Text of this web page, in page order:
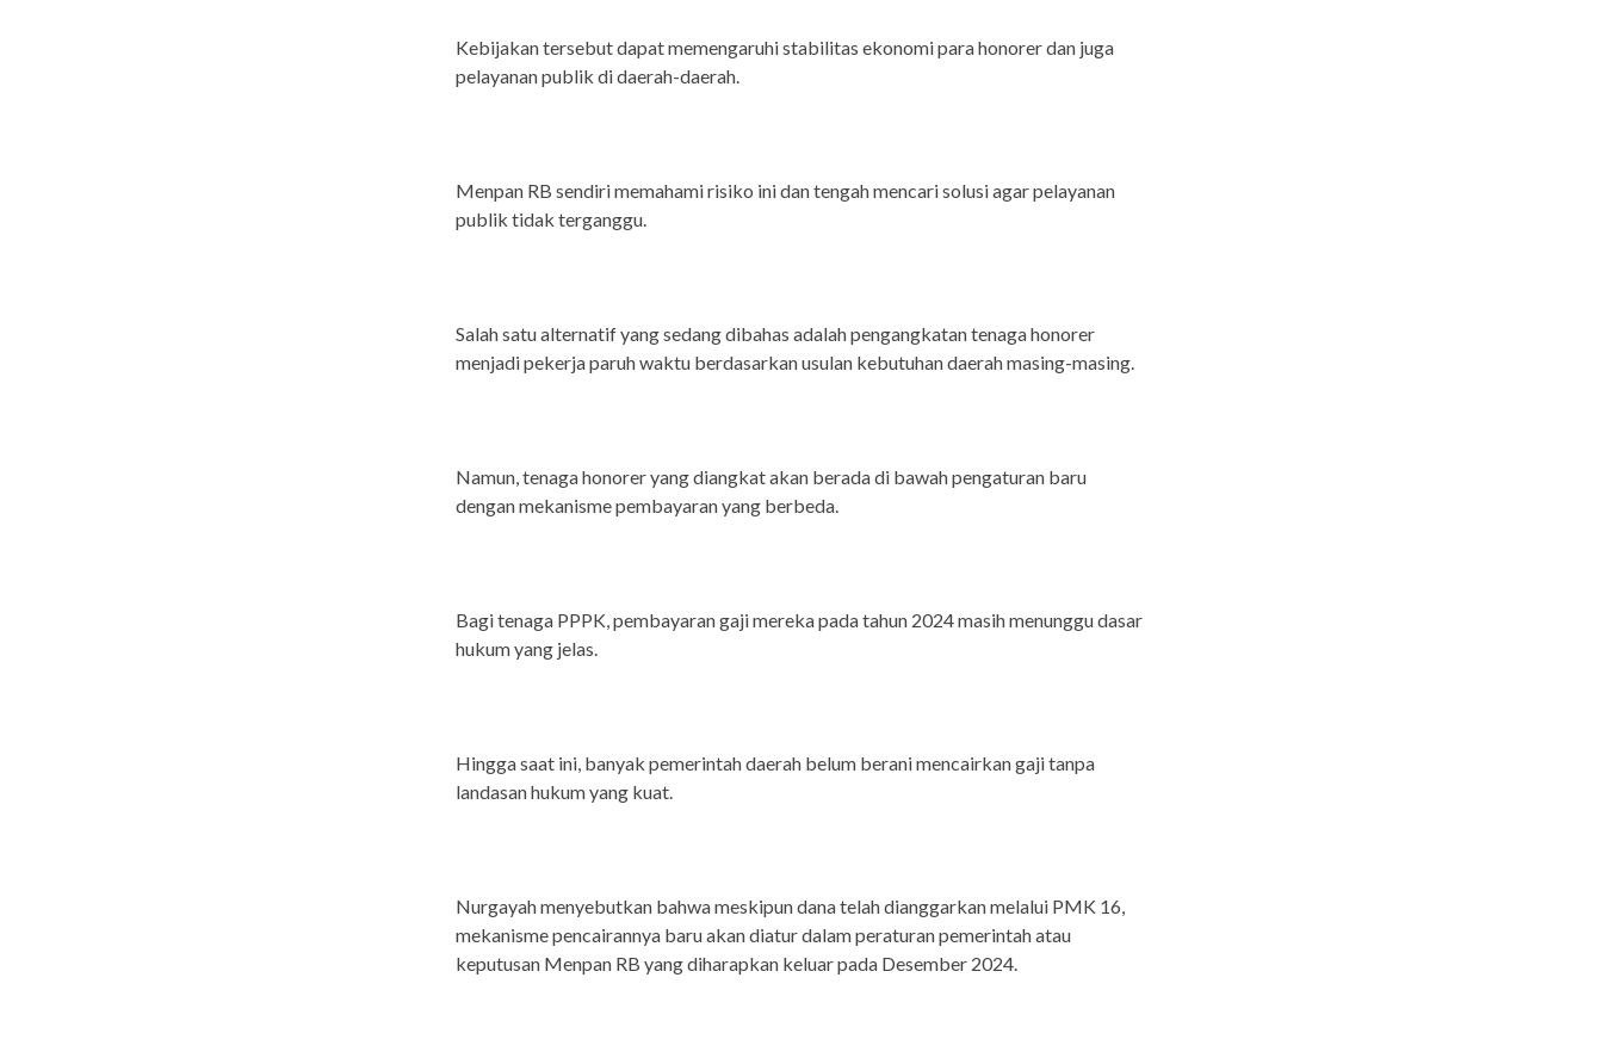
Kebijakan tersebut dapat memengaruhi stabilitas ekonomi para honorer dan juga
pelayanan publik di daerah-daerah.
Menpan RB sendiri memahami risiko ini dan tengah mencari solusi agar pelayanan
publik tidak terganggu.
Salah satu alternatif yang sedang dibahas adalah pengangkatan tenaga honorer
menjadi pekerja paruh waktu berdasarkan usulan kebutuhan daerah masing-masing.
Namun, tenaga honorer yang diangkat akan berada di bawah pengaturan baru
dengan mekanisme pembayaran yang berbeda.
Bagi tenaga PPPK, pembayaran gaji mereka pada tahun 2024 masih menunggu dasar
hukum yang jelas.
Hingga saat ini, banyak pemerintah daerah belum berani mencairkan gaji tanpa
landasan hukum yang kuat.
Nurgayah menyebutkan bahwa meskipun dana telah dianggarkan melalui PMK 16,
mekanisme pencairannya baru akan diatur dalam peraturan pemerintah atau
keputusan Menpan RB yang diharapkan keluar pada Desember 2024.